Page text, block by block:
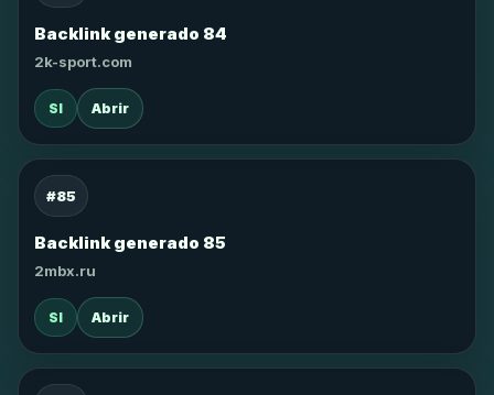
Backlink generado 84
2k-sport.com
SI Abrir
#85
Backlink generado 85
2mbx.ru
SI Abrir